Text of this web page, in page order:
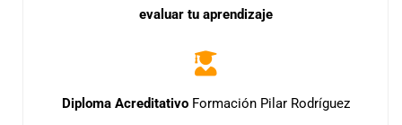
evaluar tu aprendizaje
Diploma AcreditativoFormación Pilar Rodríguez